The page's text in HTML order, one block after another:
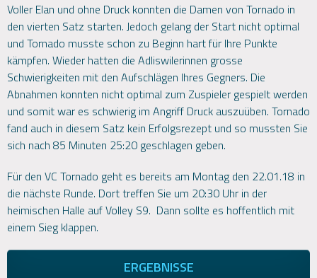
Voller Elan und ohne Druck konnten die Damen von Tornado in
den vierten Satz starten. Jedoch gelang der Start nicht optimal
und Tornado musste schon zu Beginn hart für Ihre Punkte
kämpfen. Wieder hatten die Adliswilerinnen grosse
Schwierigkeiten mit den Aufschlägen Ihres Gegners. Die
Abnahmen konnten nicht optimal zum Zuspieler gespielt werden
und somit war es schwierig im Angriff Druck auszuüben. Tornado
fand auch in diesem Satz kein Erfolgsrezept und so mussten Sie
sich nach 85 Minuten 25:20 geschlagen geben.
Für den VC Tornado geht es bereits am Montag den 22.01.18 in
die nächste Runde. Dort treffen Sie um 20:30 Uhr in der
heimischen Halle auf Volley S9. Dann sollte es hoffentlich mit
einem Sieg klappen.
ERGEBNISSE